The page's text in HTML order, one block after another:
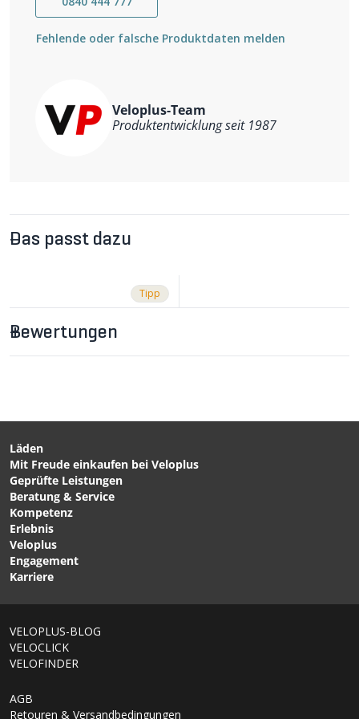
Fehlende oder falsche Produktdaten melden
Veloplus-Team
Produktentwicklung seit 1987
Das passt dazu
Tipp
CHF 39.90
HEUREKA Damensattel /
schwarz von VELOPLUS
SWISS DESIGN
CHF 89.90
Bewertungen
Läden
Mit Freude einkaufen bei Veloplus
Geprüfte Leistungen
Beratung & Service
Kompetenz
Erlebnis
Veloplus
Engagement
Karriere
VELOPLUS-BLOG
VELOCLICK
VELOFINDER
AGB
Retouren & Versandbedingungen